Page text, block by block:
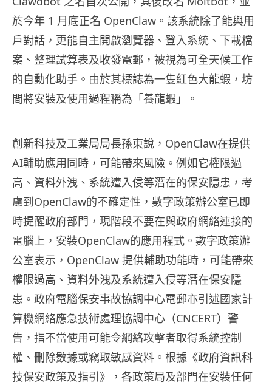
於今年 1 月底正名 OpenClaw。該系統除了能與用
戶對話，更能自主開啟瀏覽器、登入系統、下載檔
案、整理試算表及收發電郵，被視為可全天候工作
的自動化助手。由於其標誌為一隻紅色大龍蝦，坊
間將安裝及使用過程稱為「養龍蝦」。
創新科技及工業局局長孫東說，OpenClaw在提供
AI輔助應用同時，可能帶來風險。例如它權限過
高、資料外洩、系統遭入侵等潛在的保安隱患，考
慮到OpenClaw的不確定性，數字政策辦公室已即
時提醒政府部門，現階段不要在與政府網絡連接的
電腦上，安裝OpenClaw的應用程式。數字政策辦
公室表示，OpenClaw 提供輔助功能時，可能帶來
權限過高、資料外洩及系統遭入侵等潛在保安隱
患。政府電腦保安事故協調中心電郵亦引述國家計
算機網絡應急技術處理協調中心（CNCERT）警
告，指不當使用可能令網絡攻擊者取得系統控制
權、刪除數據或竊取敏感資料。根據《政府資訊科
技保安政策及指引》，各政策局及部門在安裝任何